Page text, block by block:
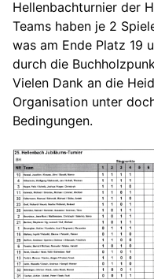
Hellenbachturnier der
Teams haben je 2
was am Ende Platz 19
durch die
Vielen Dank an die
Organisation unter
Bedingungen.